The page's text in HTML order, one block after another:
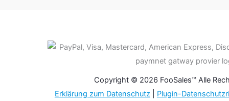
Copyright © 2026 FooSales™ Alle
Erklärung zum Datenschutz
Plugin-